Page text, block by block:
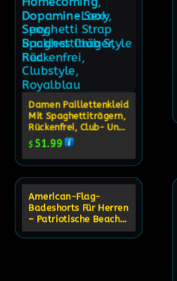
Damen Paillettenkleid
Mit Spaghettiträgern,
Rückenfrei, Club- Und
Partykleid
$ 51.99
Ausverkauft
American-Flag-
Badeshorts Für Herren
– Patriotische Beach-
Swim-Trunks